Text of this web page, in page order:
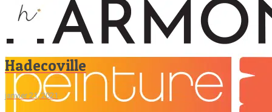
Hadecoville
janvier 21, 2021